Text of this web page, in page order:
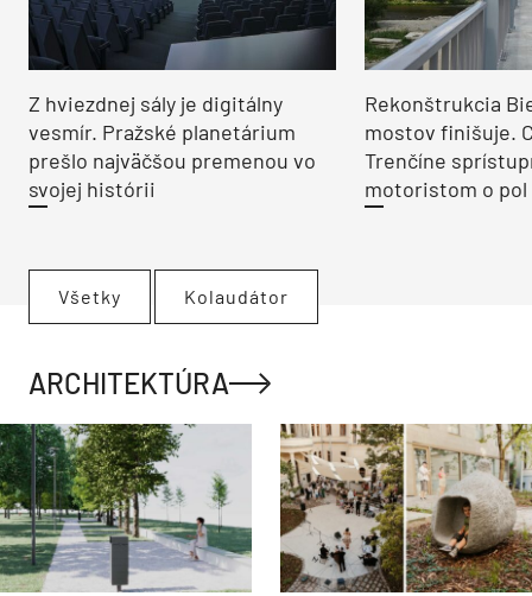
Z hviezdnej sály je digitálny
vesmír. Pražské planetárium
prešlo najväčšou premenou vo
svojej histórii
Rekonštrukcia
mostov finišuje.
Trenčíne
motoristom o pol
Všetky Kolaudátor
ARCHITEKTÚRA